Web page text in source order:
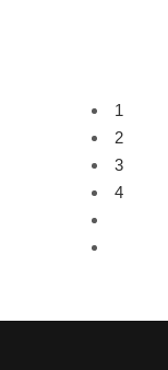
1
2
3
4